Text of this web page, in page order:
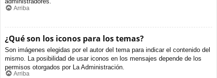
Arriba
¿Qué son los iconos para los temas?
Son imágenes elegidas por el autor del tema para indicar el contenido del
mismo. La posibilidad de usar iconos en los mensajes depende de los
permisos otorgados por La Administración.
Arriba